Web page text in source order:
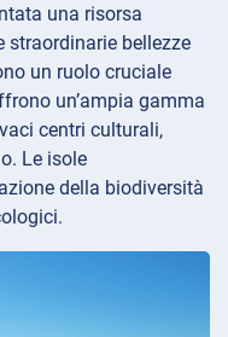
una risorsa
straordinarie bellezze
un ruolo cruciale
un’ampia gamma
centri culturali,
Le isole
della biodiversità